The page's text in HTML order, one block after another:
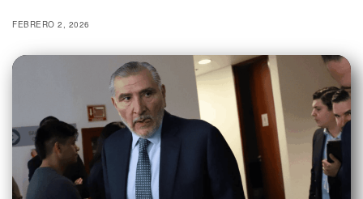
FEBRERO 2, 2026